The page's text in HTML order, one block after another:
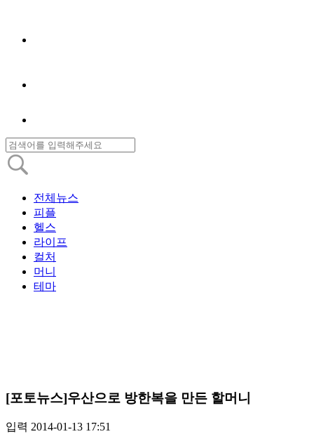
전체뉴스
피플
헬스
라이프
컬처
머니
테마
[포토뉴스]우산으로 방한복을 만든 할머니
입력 2014-01-13 17:51